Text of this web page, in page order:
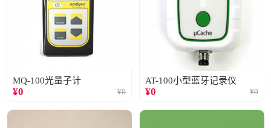
MQ-100光量子计
¥0 ¥0
AT-100小型蓝牙记录仪
¥0 ¥0